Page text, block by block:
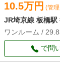
10.5万円 (管
JR埼京線 板橋駅
ワンルーム /
で問